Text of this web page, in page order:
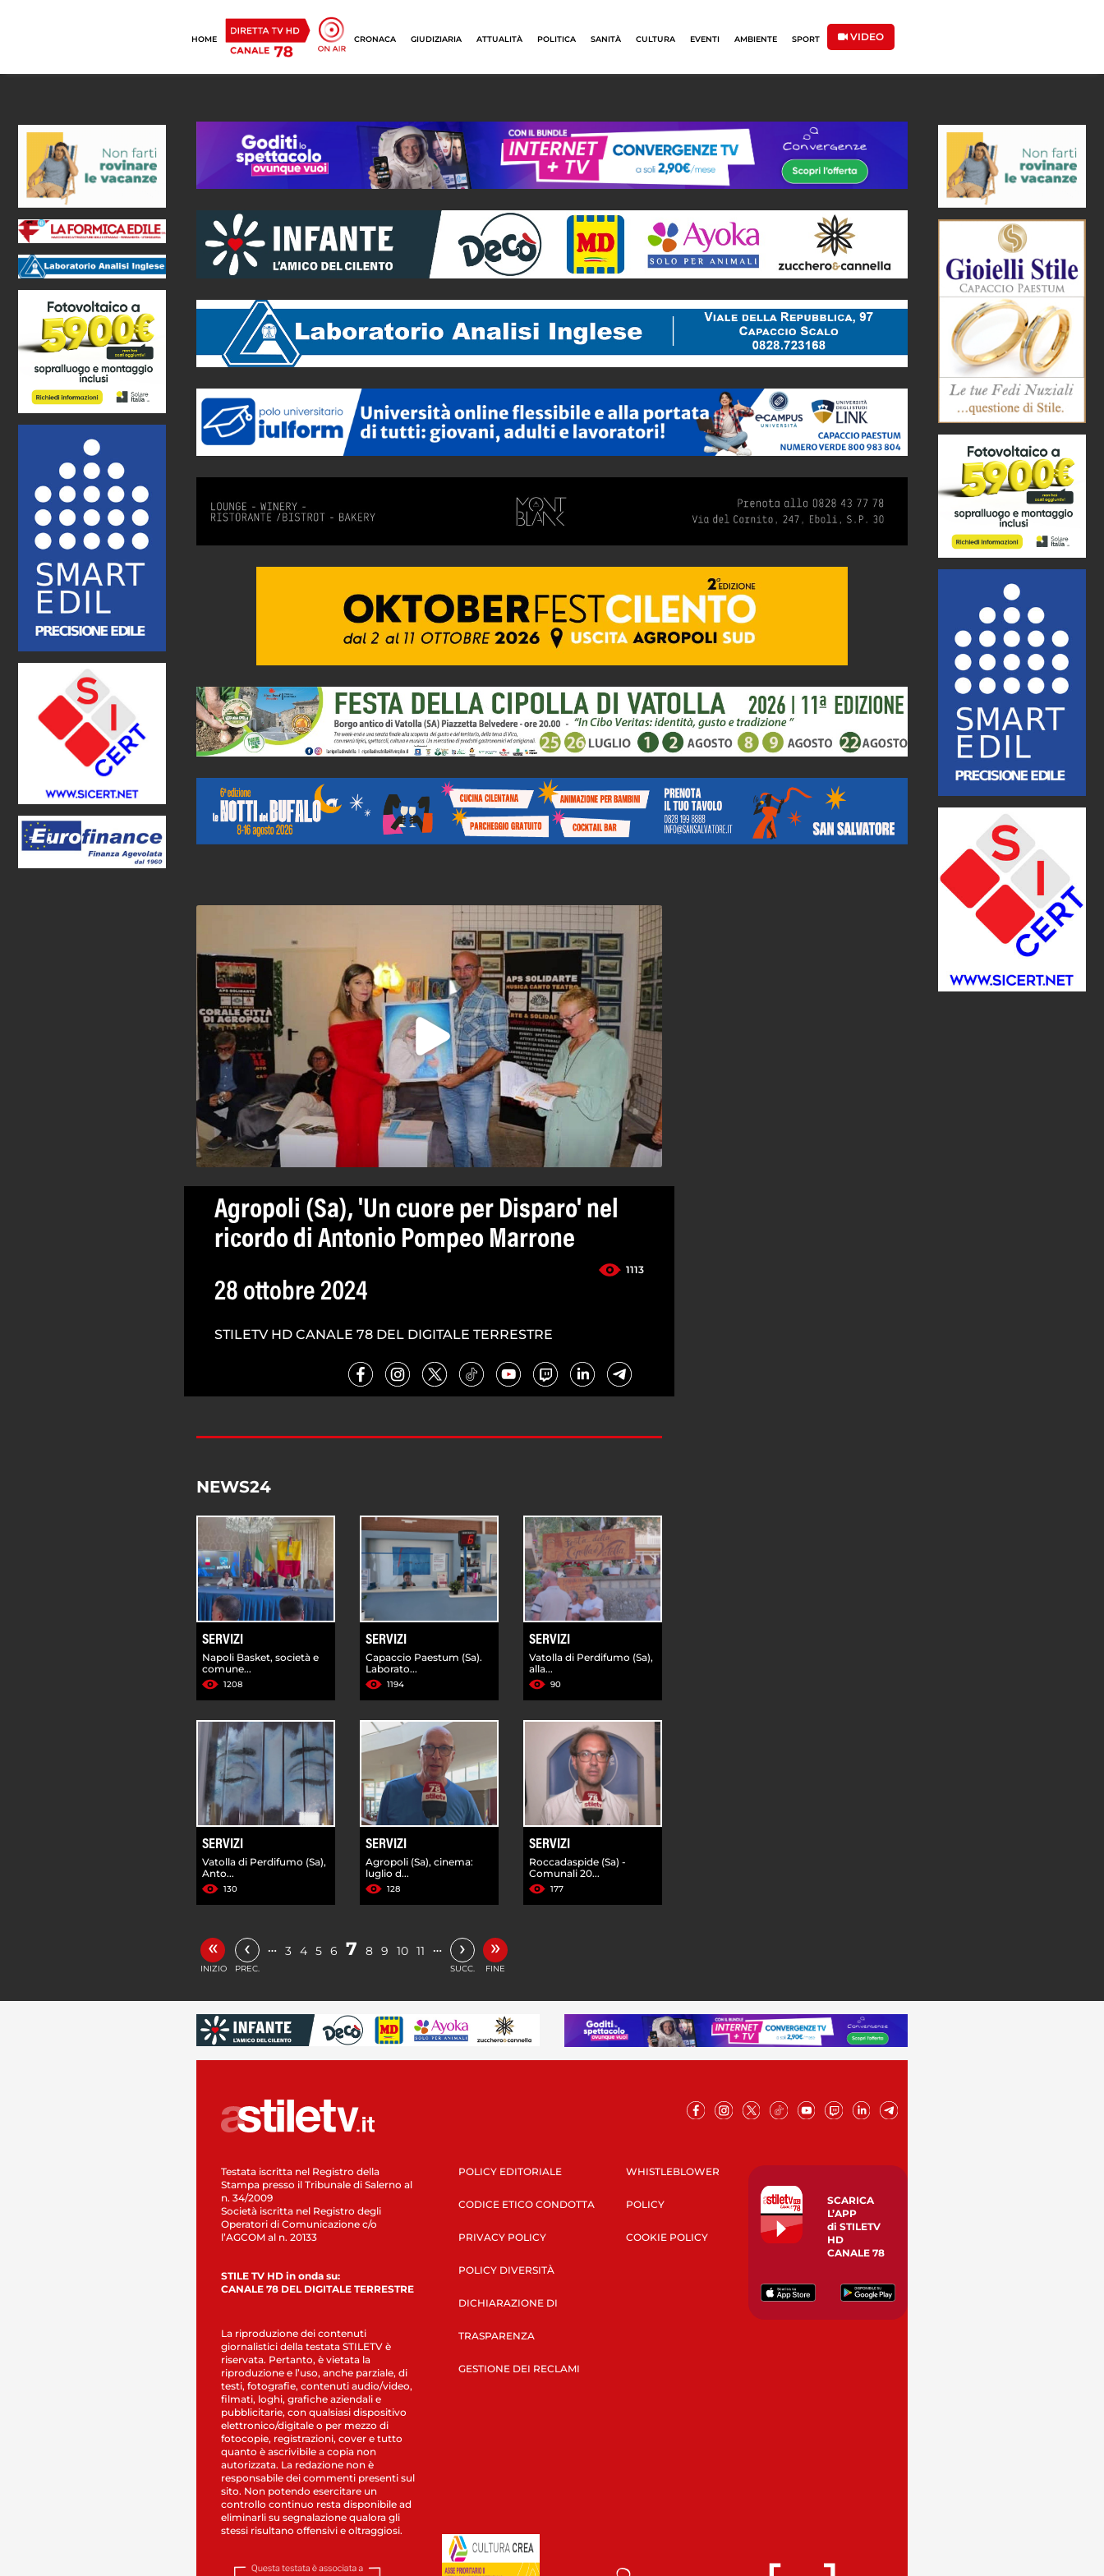
HOME CRONACA GIUDIZIARIA ATTUALITÀ POLITICA SANITÀ CULTURA EVENTI AMBIENTE SPORT VIDEO
Agropoli (Sa), 'Un cuore per Disparo' nel
ricordo di Antonio Pompeo Marrone
1113
28 ottobre 2024
STILETV HD CANALE 78 DEL DIGITALE TERRESTRE
NEWS24
SERVIZI
Napoli Basket, società e
comune...
1208
SERVIZI
Capaccio Paestum (Sa).
Laborato...
1194
SERVIZI
Vatolla di Perdifumo (Sa),
alla...
90
SERVIZI
Vatolla di Perdifumo (Sa),
Anto...
130
SERVIZI
Agropoli (Sa), cinema:
luglio d...
128
SERVIZI
Roccadaspide (Sa) -
Comunali 20...
177
«
INIZIO
‹
PREC.
… 3 4 5 6 7 8 9 10 11 … ›
SUCC.
»
FINE
Testata iscritta nel Registro della
Stampa presso il Tribunale di Salerno al
n. 34/2009
Società iscritta nel Registro degli
Operatori di Comunicazione c/o
l’AGCOM al n. 20133
STILE TV HD in onda su:
CANALE 78 DEL DIGITALE TERRESTRE
La riproduzione dei contenuti
giornalistici della testata STILETV è
riservata. Pertanto, è vietata la
riproduzione e l’uso, anche parziale, di
testi, fotografie, contenuti audio/video,
filmati, loghi, grafiche aziendali e
pubblicitarie, con qualsiasi dispositivo
elettronico/digitale o per mezzo di
fotocopie, registrazioni, cover e tutto
quanto è ascrivibile a copia non
autorizzata. La redazione non è
responsabile dei commenti presenti sul
sito. Non potendo esercitare un
controllo continuo resta disponibile ad
eliminarli su segnalazione qualora gli
stessi risultano offensivi e oltraggiosi.
POLICY EDITORIALE
CODICE ETICO CONDOTTA
PRIVACY POLICY
POLICY DIVERSITÀ
DICHIARAZIONE DI
TRASPARENZA
GESTIONE DEI RECLAMI
WHISTLEBLOWER
POLICY
COOKIE POLICY
SCARICA
L’APP
di STILETV
HD
CANALE 78